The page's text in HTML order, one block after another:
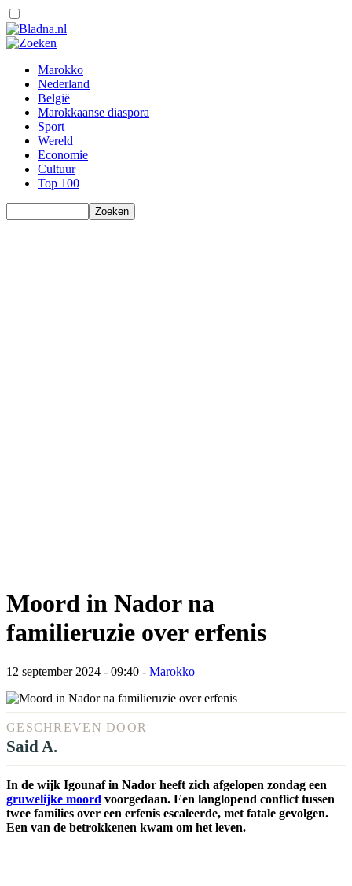
Marokko
Nederland
België
Marokkaanse diaspora
Sport
Wereld
Economie
Cultuur
Top 100
Moord in Nador na
familieruzie over erfenis
12 september 2024 - 09:40 - Marokko
GESCHREVEN DOOR
Said A.
In de wijk Igounaf in Nador heeft zich afgelopen zondag een
gruwelijke moord voorgedaan. Een langlopend conflict tussen
twee families over een erfenis escaleerde, met fatale gevolgen.
Een van de betrokkenen kwam om het leven.